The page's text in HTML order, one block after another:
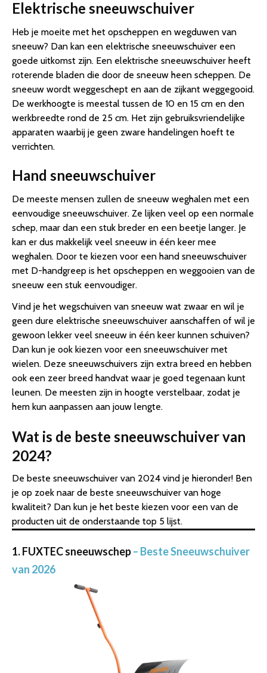
Elektrische sneeuwschuiver
Heb je moeite met het opscheppen en wegduwen van
sneeuw? Dan kan een elektrische sneeuwschuiver een
goede uitkomst zijn. Een elektrische sneeuwschuiver heeft
roterende bladen die door de sneeuw heen scheppen. De
sneeuw wordt weggeschept en aan de zijkant weggegooid.
De werkhoogte is meestal tussen de 10 en 15 cm en den
werkbreedte rond de 25 cm. Het zijn gebruiksvriendelijke
apparaten waarbij je geen zware handelingen hoeft te
verrichten.
Hand sneeuwschuiver
De meeste mensen zullen de sneeuw weghalen met een
eenvoudige sneeuwschuiver. Ze lijken veel op een normale
schep, maar dan een stuk breder en een beetje langer. Je
kan er dus makkelijk veel sneeuw in één keer mee
weghalen. Door te kiezen voor een hand sneeuwschuiver
met D-handgreep is het opscheppen en weggooien van de
sneeuw een stuk eenvoudiger.
Vind je het wegschuiven van sneeuw wat zwaar en wil je
geen dure elektrische sneeuwschuiver aanschaffen of wil je
gewoon lekker veel sneeuw in één keer kunnen schuiven?
Dan kun je ook kiezen voor een sneeuwschuiver met
wielen. Deze sneeuwschuivers zijn extra breed en hebben
ook een zeer breed handvat waar je goed tegenaan kunt
leunen. De meesten zijn in hoogte verstelbaar, zodat je
hem kun aanpassen aan jouw lengte.
Wat is de beste sneeuwschuiver van
2024?
De beste sneeuwschuiver van 2024 vind je hieronder! Ben
je op zoek naar de beste sneeuwschuiver van hoge
kwaliteit? Dan kun je het beste kiezen voor een van de
producten uit de onderstaande top 5 lijst.
1. FUXTEC sneeuwschep– Beste Sneeuwschuiver
van 2026